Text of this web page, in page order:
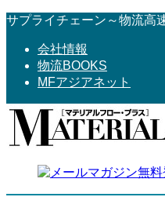
コ
へ
ス
ナ
ョ
ン
サプライチェーン～物流高
会社情報
物流BOOKS
MFアジアネット